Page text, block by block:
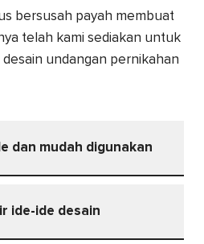
bersusah payah membuat
telah kami sediakan untuk
undangan pernikahan
dan mudah digunakan
ide-ide desain